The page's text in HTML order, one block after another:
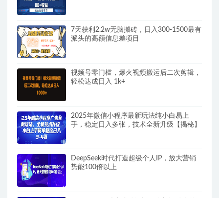
7天获利2.2w无脑搬砖，日入300-1500最有
派头的高额信息差项目
视频号零门槛，爆火视频搬运后二次剪辑，
轻松达成日入 1k+
2025年微信小程序最新玩法纯小白易上
手，稳定日入多张，技术全新升级【揭秘】
DeepSeek时代打造超级个人IP，放大营销
势能100倍以上